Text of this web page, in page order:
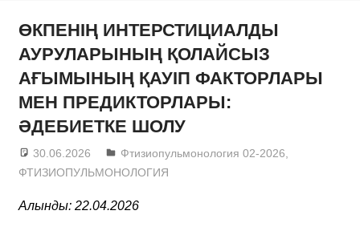
ӨКПЕНІҢ ИНТЕРСТИЦИАЛДЫ
АУРУЛАРЫНЫҢ ҚОЛАЙСЫЗ
АҒЫМЫНЫҢ ҚАУІП ФАКТОРЛАРЫ
МЕН ПРЕДИКТОРЛАРЫ:
ӘДЕБИЕТКЕ ШОЛУ
30.06.2026 admin
Фтизиопульмонология 02-2026
ФТИЗИОПУЛЬМОНОЛОГИЯ
Алынды: 22.04.2026